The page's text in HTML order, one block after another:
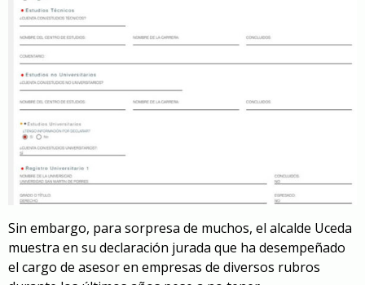
Sin embargo, para sorpresa de muchos, el alcalde Uceda
muestra en su declaración jurada que ha desempeñado
el cargo de asesor en empresas de diversos rubros